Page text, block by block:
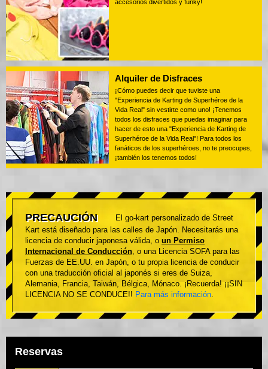
accesorios divertidos y funky!
Alquiler de Disfraces
¡Cómo puedes decir que tuviste una
"Experiencia de Karting de Superhéroe de la
Vida Real" sin vestirte como uno! ¡Tenemos
todos los disfraces que puedas imaginar para
hacer de esto una "Experiencia de Karting de
Superhéroe de la Vida Real"! Para todos los
fanáticos de los superhéroes, no te preocupes,
¡también los tenemos todos!
PRECAUCIÓN
El go-kart personalizado de Street
Kart está diseñado para las calles de Japón. Necesitarás una
licencia de conducir japonesa válida, o un Permiso
Internacional de Conducción, o una Licencia SOFA para las
Fuerzas de EE.UU. en Japón, o tu propia licencia de conducir
con una traducción oficial al japonés si eres de Suiza,
Alemania, Francia, Taiwán, Bélgica, Mónaco. ¡Recuerda! ¡¡SIN
LICENCIA NO SE CONDUCE!! Para más información.
Reservas